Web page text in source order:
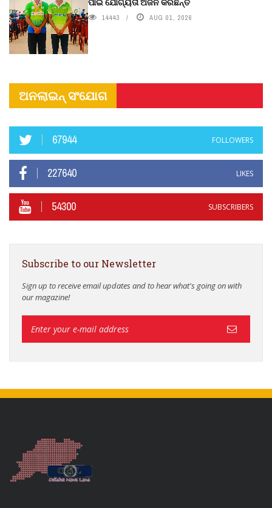
14443 AUG 01, 2026
ଅନଲାଇନ୍ ସଂଯୋଗ
67944 FOLLOWERS
227640 LIKES
54300 SUBSCRIBERS
Subscribe to our Newsletter
Sign up to receive email updates and to hear what's going on with
our magazine!